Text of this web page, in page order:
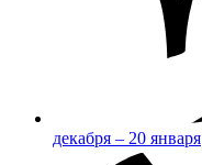
декабря – 20 января